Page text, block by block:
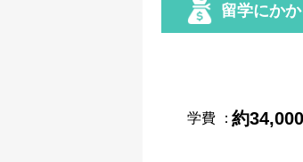
留学にか
学費 ：約